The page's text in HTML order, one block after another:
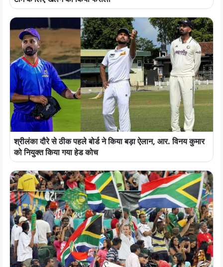
श्रीलंका दौरे से ठीक पहले बोर्ड ने किया बड़ा ऐलान, आर. विनय कुमार
को नियुक्त किया गया हेड कोच